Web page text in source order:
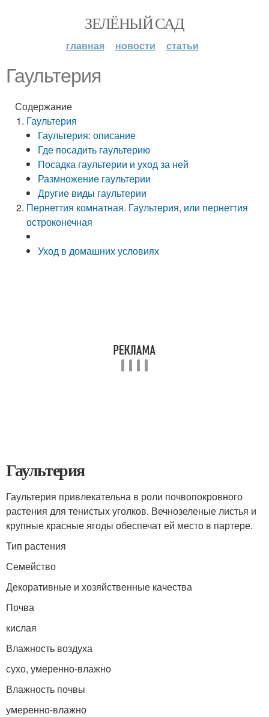
ЗЕЛЁНЫЙ САД
главная новости статьи
Гаультерия
Содержание
Гаультерия
Гаультерия: описание
Где посадить гаультерию
Посадка гаультерии и уход за ней
Размножение гаультерии
Другие виды гаультерии
Пернеттия комнатная. Гаультерия, или пернеттия
остроконечная
Уход в домашних условиях
Гаультерия
Гаультерия привлекательна в роли почвопокровного
растения для тенистых уголков. Вечнозеленые листья и
крупные красные ягоды обеспечат ей место в партере.
Тип растения
Семейство
Декоративные и хозяйственные качества
Почва
кислая
Влажность воздуха
сухо, умеренно-влажно
Влажность почвы
умеренно-влажно